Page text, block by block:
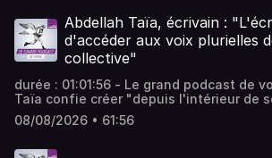
des univers sonores singuliers. - équipe : Christine
Bernard, Alexandra Malka, Corinne Amar Vous aimez ce
podcast ? Pour écouter tous les
rendez-vous sur Radio France
Abdellah Taïa, écrivain :
d'accéder aux voix plurielles
collective"
durée : 01:01:56 - Le grand podcast de voyage - Abdellah
Taïa confie créer "depuis l'intérieur de
mémoire première". Au cours de cette
romancier évoque également la façon
08/08/2026 • 61:56